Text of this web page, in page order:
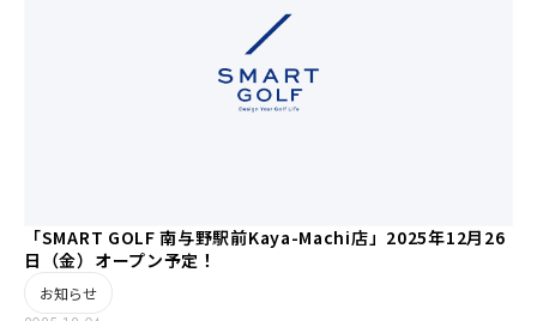
「SMART GOLF 南与野駅前Kaya-Machi店」2025年12月26
日（金）オープン予定！
お知らせ